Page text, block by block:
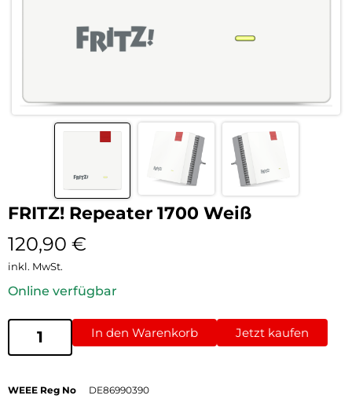
FRITZ! Repeater 1700 Weiß
120,90 €
inkl. MwSt.
Online verfügbar
In den Warenkorb Jetzt kaufen
WEEE Reg No
DE86990390